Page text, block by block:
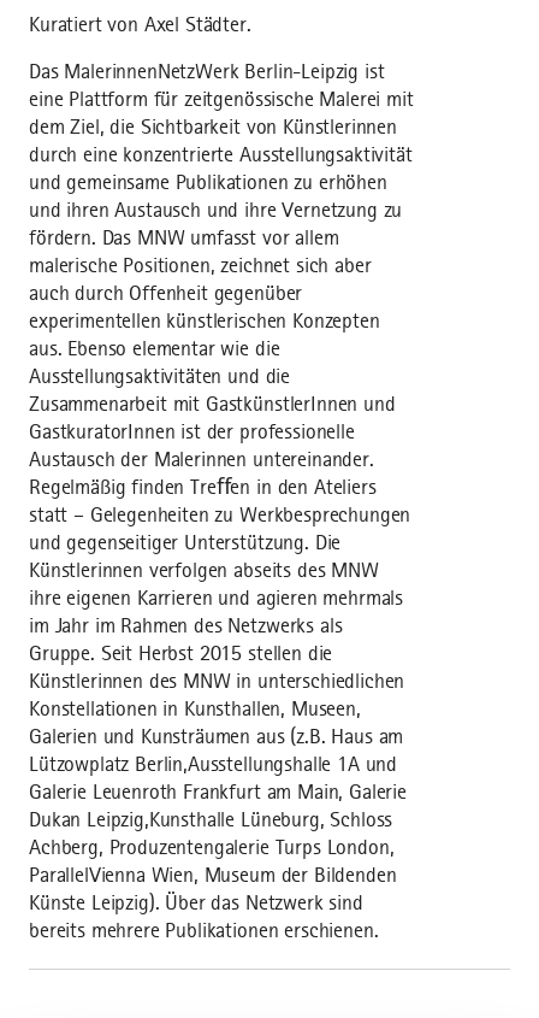
Kuratiert von Axel Städter.
Das MalerinnenNetzWerk Berlin-Leipzig ist
eine Plattform für zeitgenössische Malerei mit
dem Ziel, die Sichtbarkeit von Künstlerinnen
durch eine konzentrierte Ausstellungsaktivität
und gemeinsame Publikationen zu erhöhen
und ihren Austausch und ihre Vernetzung zu
fördern. Das MNW umfasst vor allem
malerische Positionen, zeichnet sich aber
auch durch Offenheit gegenüber
experimentellen künstlerischen Konzepten
aus. Ebenso elementar wie die
Ausstellungsaktivitäten und die
Zusammenarbeit mit GastkünstlerInnen und
GastkuratorInnen ist der professionelle
Austausch der Malerinnen untereinander.
Regelmäßig finden Treﬀen in den Ateliers
statt – Gelegenheiten zu Werkbesprechungen
und gegenseitiger Unterstützung. Die
Künstlerinnen verfolgen abseits des MNW
ihre eigenen Karrieren und agieren mehrmals
im Jahr im Rahmen des Netzwerks als
Gruppe. Seit Herbst 2015 stellen die
Künstlerinnen des MNW in unterschiedlichen
Konstellationen in Kunsthallen, Museen,
Galerien und Kunsträumen aus (z.B. Haus am
Lützowplatz Berlin,Ausstellungshalle 1A und
Galerie Leuenroth Frankfurt am Main, Galerie
Dukan Leipzig,Kunsthalle Lüneburg, Schloss
Achberg, Produzentengalerie Turps London,
ParallelVienna Wien, Museum der Bildenden
Künste Leipzig). Über das Netzwerk sind
bereits mehrere Publikationen erschienen.